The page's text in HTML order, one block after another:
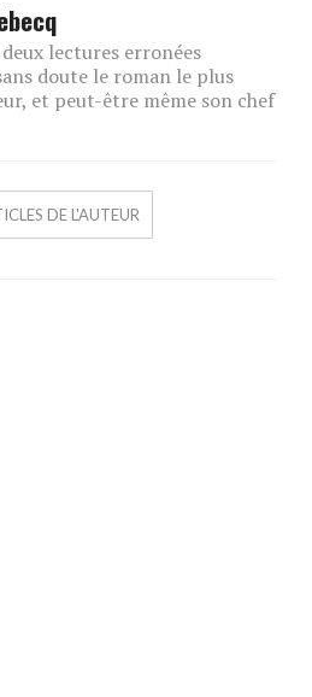
lectures erronées
doute le roman le plus
et peut-être même son chef
DE L'AUTEUR